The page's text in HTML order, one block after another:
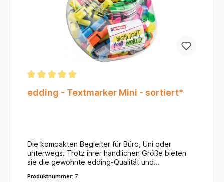
edding - Textmarker Mini - sortiert*
Die kompakten Begleiter für Büro, Uni oder
unterwegs. Trotz ihrer handlichen Größe bieten
sie die gewohnte edding-Qualität und
jede Federmappe und sogar in die
Produktnummer: 7